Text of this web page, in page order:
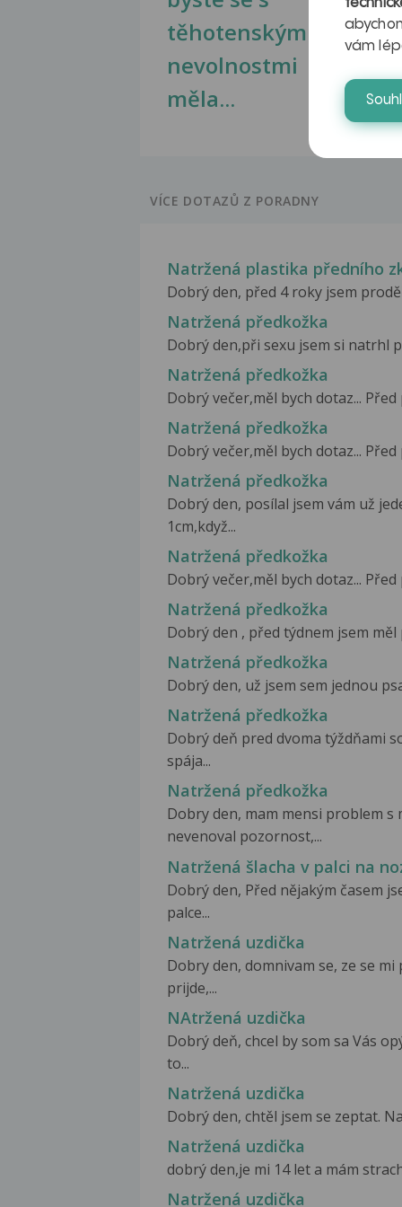
těhotenskými
nevolnostmi
měla...
VÍCE DOTAZŮ Z PORADNY
Natržená plastika předního
Dobrý den, před 4 roky jsem
Natržená předkožka
Dobrý den,při sexu jsem si natrhl
Natržená předkožka
Dobrý večer,měl bych dotaz...
Natržená předkožka
Dobrý večer,měl bych dotaz...
Natržená předkožka
Dobrý den, posílal jsem vám už
1cm,když...
Natržená předkožka
Dobrý večer,měl bych dotaz...
Natržená předkožka
Dobrý den , před týdnem jsem
Natržená předkožka
Dobrý den, už jsem sem jednou
Natržená předkožka
Dobrý deň pred dvoma týždňami
spája...
Natržená předkožka
Dobry den, mam mensi problem
nevenoval pozornost,...
Natržená šlacha v palci na
Dobrý den, Před nějakým časem
palce...
Natržená uzdička
Dobry den, domnivam se, ze se
prijde,...
NAtržená uzdička
Dobrý deň, chcel by som sa Vás
to...
Natržená uzdička
Dobrý den, chtěl jsem se zeptat.
Natržená uzdička
dobrý den,je mi 14 let a mám
Natržená uzdička
vám